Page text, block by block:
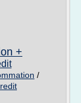
+
/